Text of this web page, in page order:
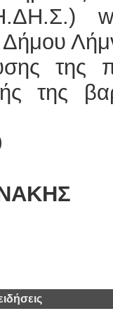
Δήμου
της
της